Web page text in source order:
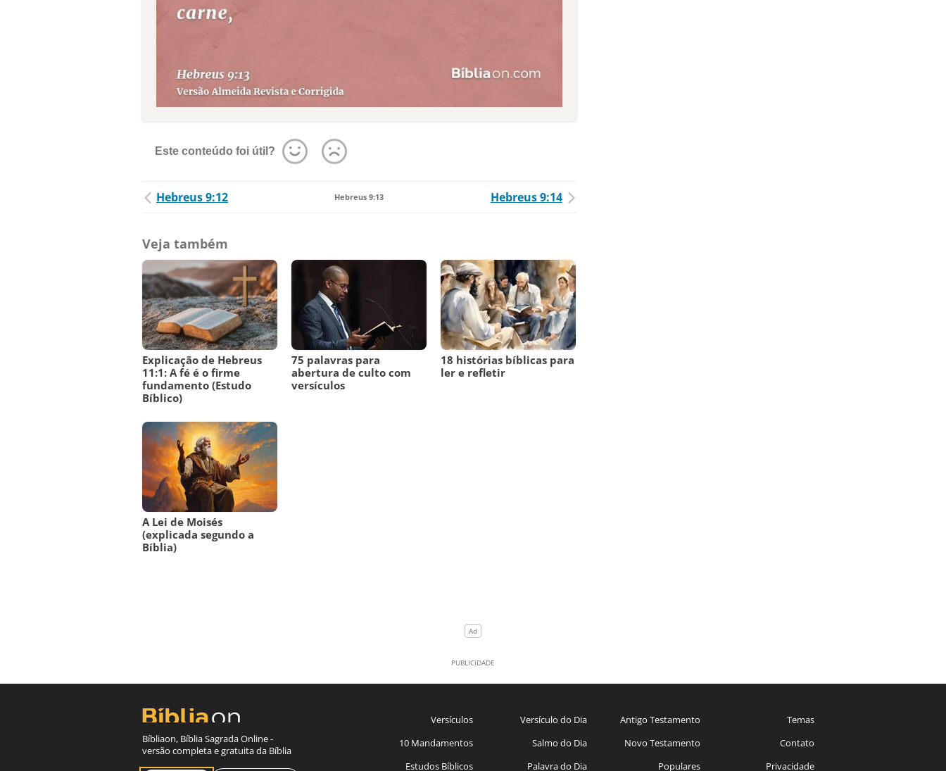
Este conteúdo foi útil?
Hebreus 9:12 Hebreus 9:13 Hebreus 9:14
Veja também
Explicação de Hebreus
11:1: A fé é o firme
fundamento (Estudo
Bíblico)
75 palavras para
abertura de culto com
versículos
18 histórias bíblicas para
ler e refletir
A Lei de Moisés
(explicada segundo a
Bíblia)
Bíbliaon, Bíblia Sagrada Online -
versão completa e gratuita da Bíblia
Versículos
10 Mandamentos
Estudos Bíblicos
Versículo do Dia
Salmo do Dia
Palavra do Dia
Antigo Testamento
Novo Testamento
Populares
Temas
Contato
Privacidade